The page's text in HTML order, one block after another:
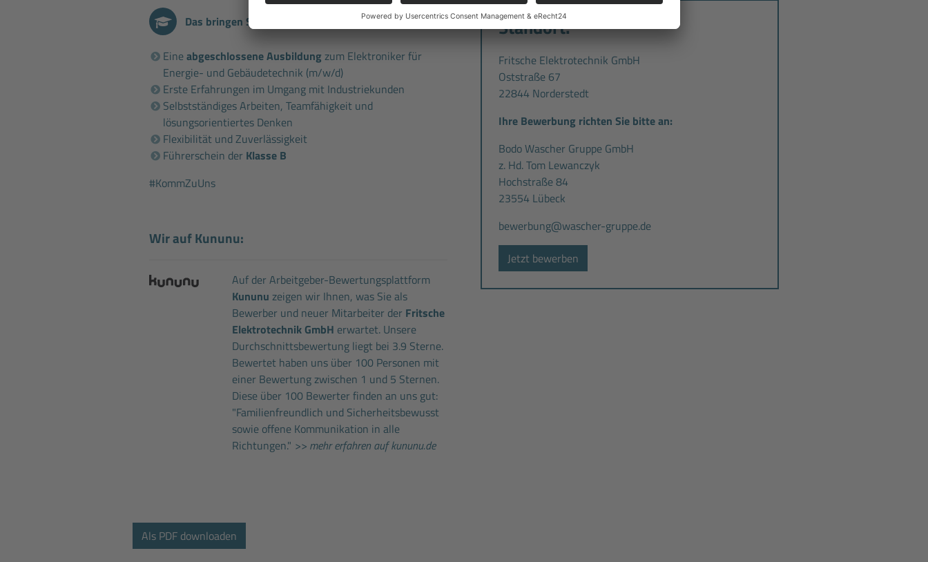
Das bringen Sie mit
Eineabgeschlossene Ausbildung zum Elektroniker für
Energie- und Gebäudetechnik (m/w/d)
Erste Erfahrungen im Umgang mit Industriekunden
Selbstständiges Arbeiten, Teamfähigkeit und
lösungsorientiertes Denken
Flexibilität und Zuverlässigkeit
Führerschein der Klasse B
#KommZuUns
Wir auf Kununu:
Auf der Arbeitgeber-Bewertungsplattform
Kununu zeigen wir Ihnen, was Sie als
Bewerber und neuer Mitarbeiter der Fritsche
Elektrotechnik GmbH erwartet. Unsere
Durchschnittsbewertung liegt bei 3.9 Sterne.
Bewertet haben uns über 100 Personen mit
einer Bewertung zwischen 1 und 5 Sternen.
Diese über 100 Bewerter finden an uns gut:
"Familienfreundlich und Sicherheitsbewusst
sowie offene Kommunikation in alle
Richtungen." >> mehr erfahren auf kununu.de
Standort:
Fritsche Elektrotechnik GmbH
Oststraße 67
22844 Norderstedt
Ihre Bewerbung richten Sie bitte an:
Bodo Wascher Gruppe GmbH
z. Hd. Tom Lewanczyk
Hochstraße 84
23554 Lübeck
bewerbung@wascher-gruppe.de
Jetzt bewerben